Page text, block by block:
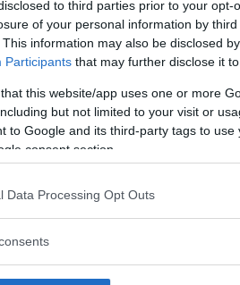
to third parties prior to your
of your personal information by
information may also be disclosed
Participants that may further disclose it
this website/app uses one or more
but not limited to your visit or
to Google and its third-party tags to
consent section.
Data Processing Opt Outs
pupazzo interattivo. Non
a leggere
Utile (
ottimo »
avuto la possibilità di
a leggere
Utile (